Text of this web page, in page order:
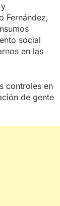
Fernández,
social
en las
controles en
de gente